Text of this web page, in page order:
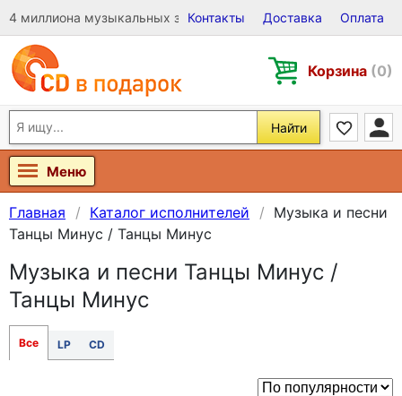
4 миллиона музыкальных записей на Виниле, CD и DVD
Контакты Доставка Оплата
Корзина (0)
Найти
Меню
Главная Каталог исполнителей
Музыка и песни
Танцы Минус / Танцы Минус
Музыка и песни Танцы Минус /
Танцы Минус
Все LP CD